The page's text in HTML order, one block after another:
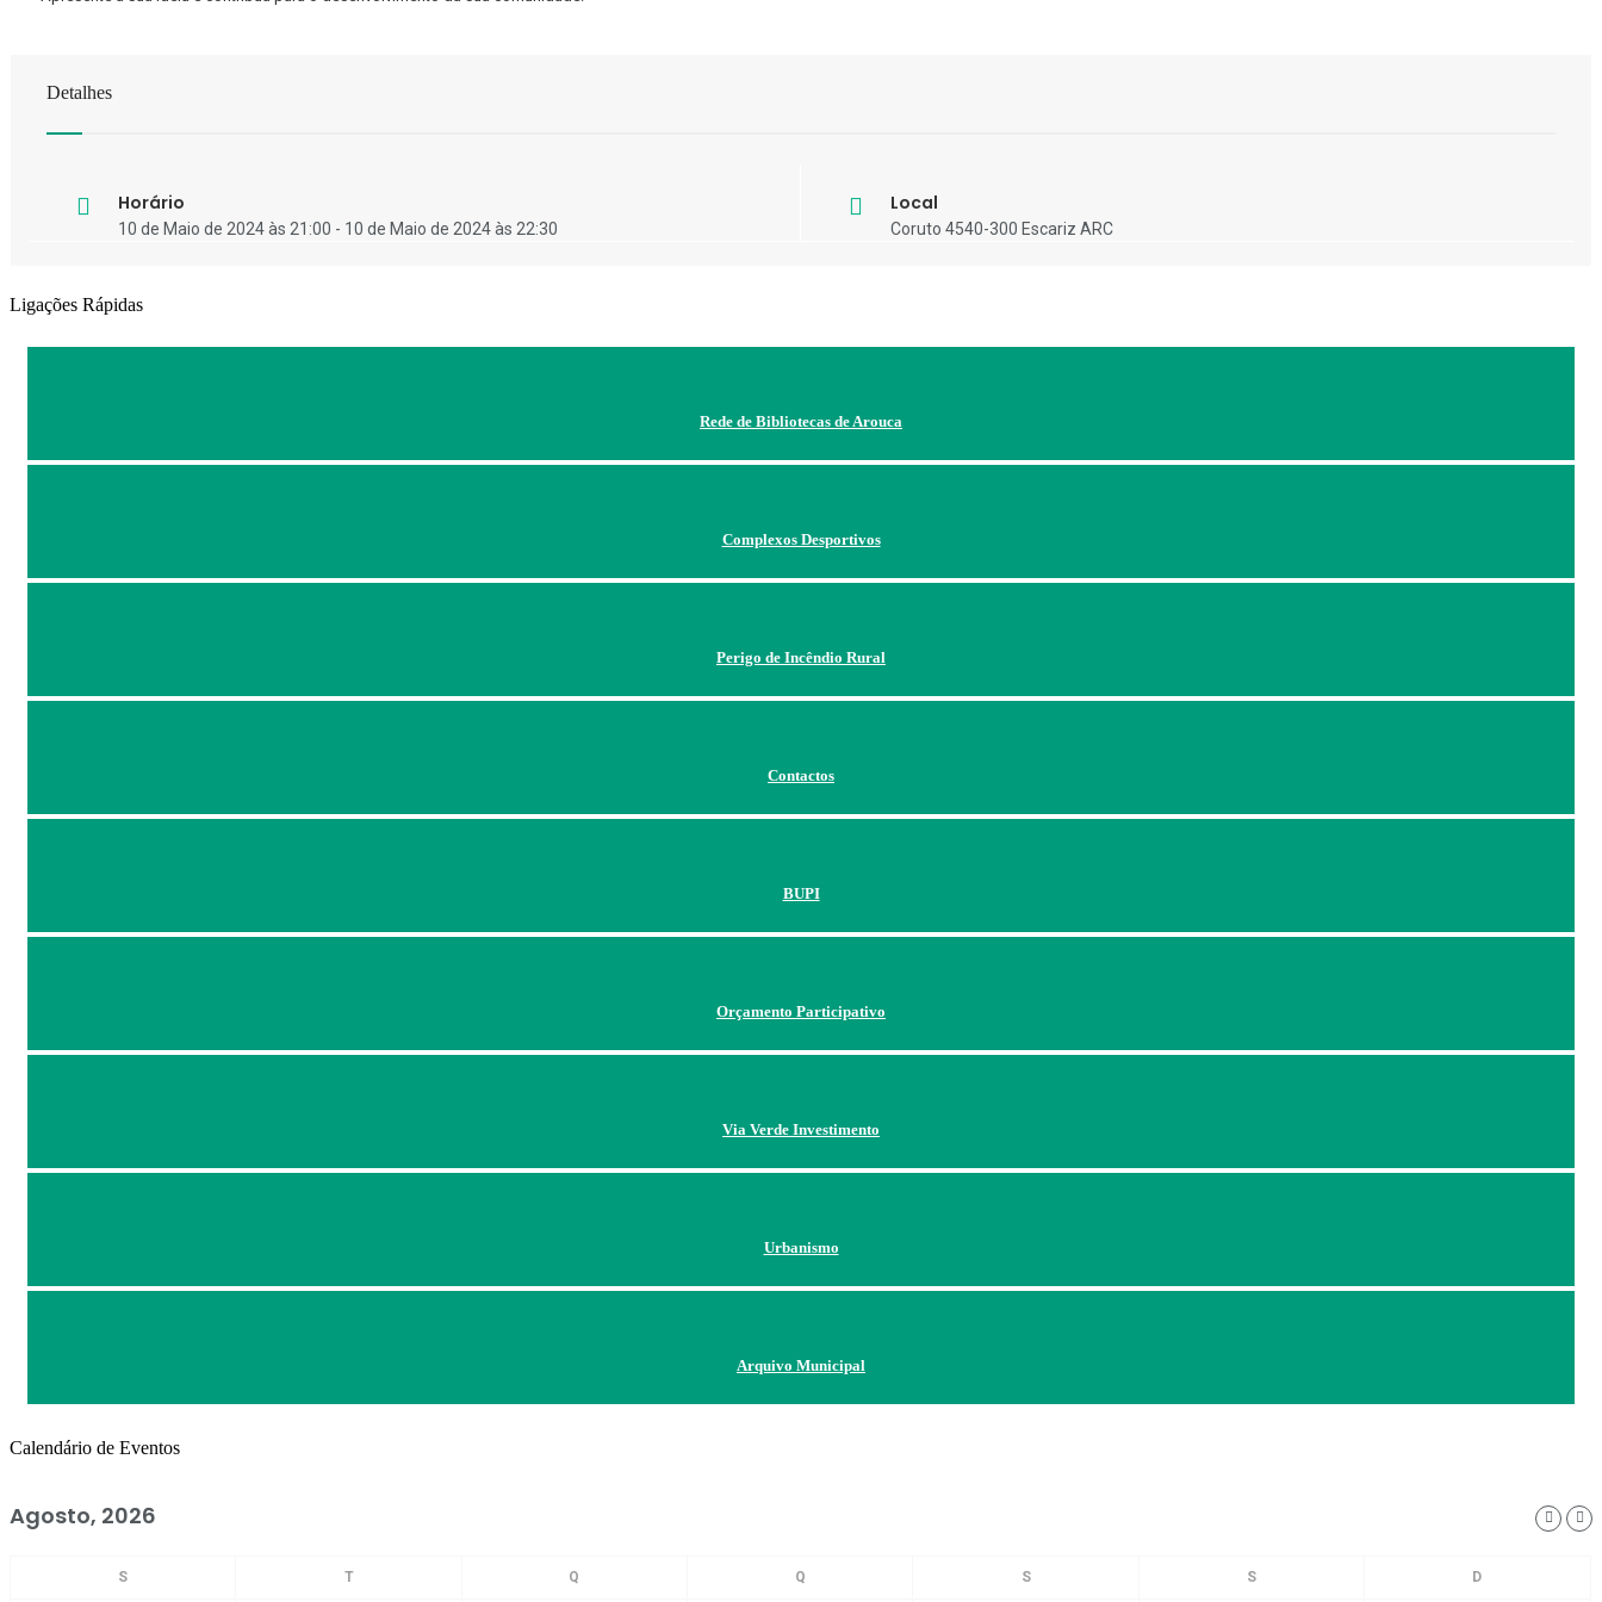
Detalhes
Horário
10 de Maio de 2024 às 21:00 - 10 de Maio de 2024 às 22:30
Local
Coruto 4540-300 Escariz ARC
Ligações Rápidas
Rede de Bibliotecas de Arouca
Complexos Desportivos
Perigo de Incêndio Rural
Contactos
BUPI
Orçamento Participativo
Via Verde Investimento
Urbanismo
Arquivo Municipal
Calendário de Eventos
Agosto, 2026